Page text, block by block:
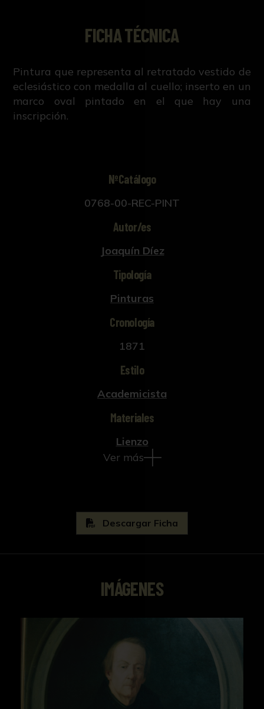
FICHA TÉCNICA
Pintura que representa al retratado vestido de
eclesiástico con medalla al cuello; inserto en un
marco oval pintado en el que hay una
inscripción.
NºCatálogo
0768-00-REC-PINT
Autor/es
Joaquín Díez
Tipología
Pinturas
Cronología
1871
Estilo
Academicista
Materiales
Lienzo
Ver más
Descargar Ficha
IMÁGENES